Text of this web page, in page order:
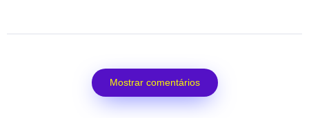
Mostrar comentários